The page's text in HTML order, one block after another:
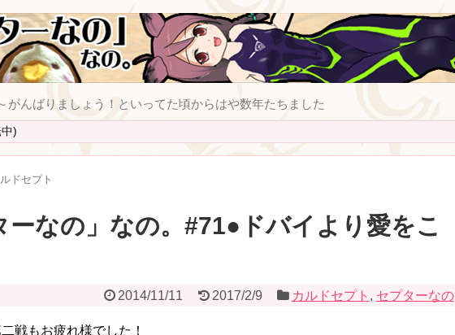
がんばりましょう！といってた頃からはや数年たちました
)
ドセプト
ーなの」なの。#71●ドバイより愛をこ
2014/11/11 2017/2/9 カルドセプト , セプターなの
戦もお疲れ様でした！